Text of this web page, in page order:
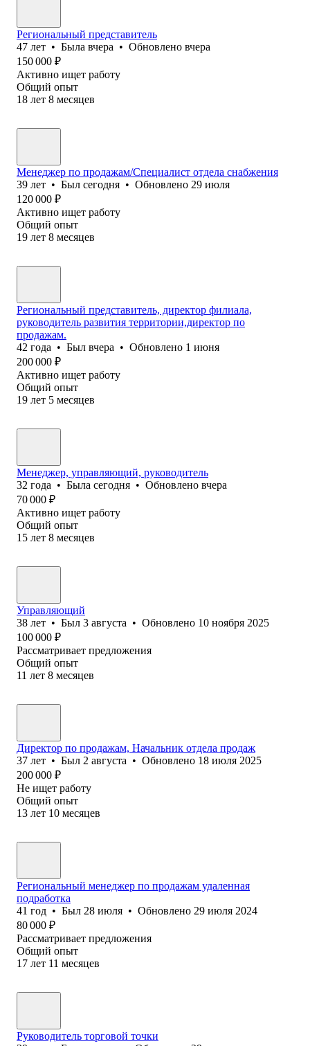
Региональный представитель
47 лет • Была вчера • Обновлено вчера
150 000 ₽
Активно ищет работу
Общий опыт
18 лет 8 месяцев
Mенеджер по продажам/Специалист отдела снабжения
39 лет • Был сегодня • Обновлено 29 июля
120 000 ₽
Активно ищет работу
Общий опыт
19 лет 8 месяцев
Региональный представитель, директор филиала,
руководитель развития территории,директор по
продажам.
42 года • Был вчера • Обновлено 1 июня
200 000 ₽
Активно ищет работу
Общий опыт
19 лет 5 месяцев
Менеджер, управляющий, руководитель
32 года • Была сегодня • Обновлено вчера
70 000 ₽
Активно ищет работу
Общий опыт
15 лет 8 месяцев
Управляющий
38 лет • Был 3 августа • Обновлено 10 ноября 2025
100 000 ₽
Рассматривает предложения
Общий опыт
11 лет 8 месяцев
Директор по продажам, Начальник отдела продаж
37 лет • Был 2 августа • Обновлено 18 июля 2025
200 000 ₽
Не ищет работу
Общий опыт
13 лет 10 месяцев
Региональный менеджер по продажам удаленная
подработка
41 год • Был 28 июля • Обновлено 29 июля 2024
80 000 ₽
Рассматривает предложения
Общий опыт
17 лет 11 месяцев
Руководитель торговой точки